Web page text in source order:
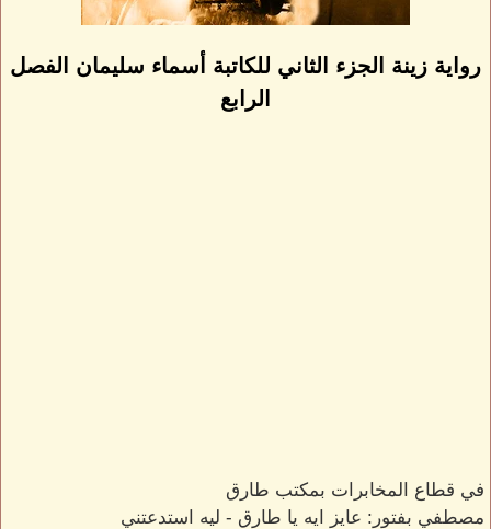
رواية زينة الجزء الثاني للكاتبة أسماء سليمان الفصل
الرابع
في قطاع المخابرات بمكتب طارق
مصطفي بفتور: عايز ايه يا طارق - ليه استدعتني